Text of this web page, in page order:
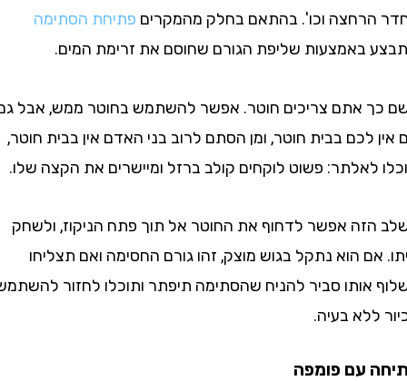
וכו'. בהתאם בחלק מהמקריםפתיחת הסתימה
שליפת הגורם שחוסם את זרימת המים.
אתם צריכים חוטר. אפשר להשתמש בחוטר ממש, אבל גם
בבית חוטר, ומן הסתם לרוב בני האדם אין בבית חוטר,
פשוט לוקחים קולב ברזל ומיישרים את הקצה שלו.
אפשר לדחוף את החוטר אל תוך פתח הניקוז, ולשחק
הוא נתקל בגוש מוצק, זהו גורם החסימה ואם תצליחו
סביר להניח שהסתימה תיפתר ותוכלו לחזור להשתמש
בעיה.
עם פומפה